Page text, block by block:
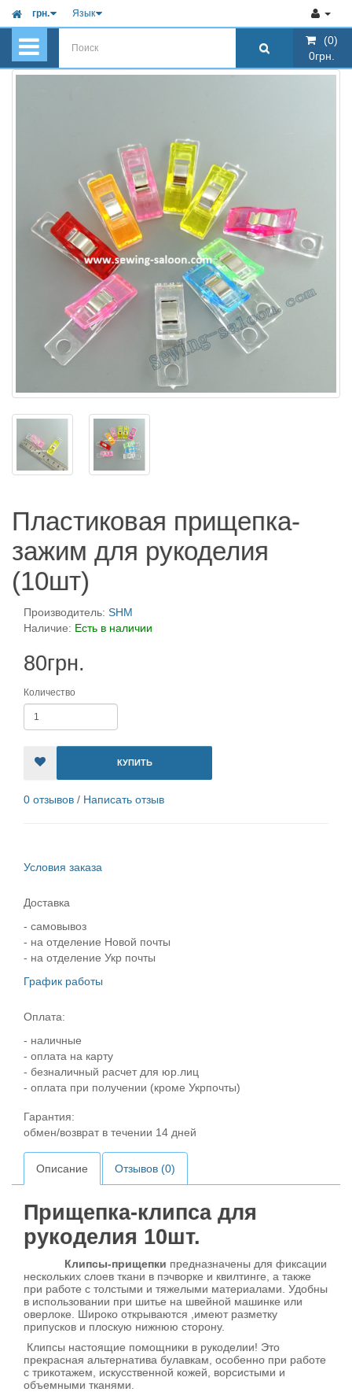
грн. Язык
(0)
0грн.
Пластиковая прищепка-
зажим для рукоделия
(10шт)
Производитель: SHM
Наличие: Есть в наличии
80грн.
Количество
КУПИТЬ
0 отзывов / Написать отзыв
Условия заказа
Доставка
- самовывоз
- на отделение Новой почты
- на отделение Укр почты
График работы
Оплата:
- наличные
- оплата на карту
- безналичный расчет для юр.лиц
- оплата при получении (кроме Укрпочты)
Гарантия:
обмен/возврат в течении 14 дней
Описание Отзывов (0)
Прищепка-клипса для
рукоделия 10шт.
Клипсы-прищепки предназначены для фиксации
нескольких слоев ткани в пэчворке и квилтинге, а также
при работе с толстыми и тяжелыми материалами. Удобны
в использовании при шитье на швейной машинке или
оверлоке. Широко открываются ,имеют разметку
припусков и плоскую нижнюю сторону.
Клипсы настоящие помощники в рукоделии! Это
прекрасная альтернатива булавкам, особенно при работе
с трикотажем, искусственной кожей, ворсистыми и
объемными тканями.